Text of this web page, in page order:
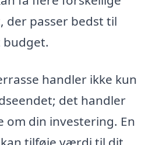
der passer bedst til
budget.
handler ikke kun
det handler
om din investering. En